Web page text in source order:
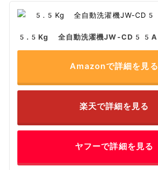
5.5Kg 全自動洗濯機JW-CD55A
Amazonで詳細を見る
楽天で詳細を見る
ヤフーで詳細を見る